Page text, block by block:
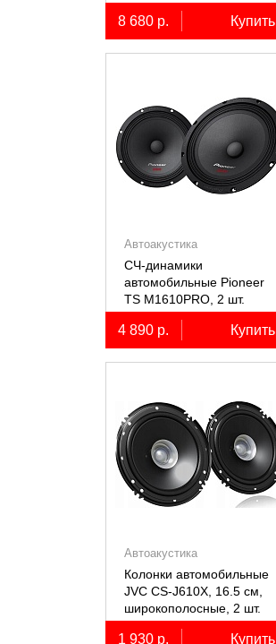
8 680 р. Купить
Автоакустика
СЧ-динамики
автомобильные Pioneer
TS M1610PRO, 2 шт.
4 890 р. Купить
Автоакустика
Колонки автомобильные
JVC CS-J610X, 16.5 см,
широкополосные, 2 шт.
1 930 р. Купить